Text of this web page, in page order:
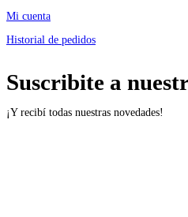
Mi cuenta
Historial de pedidos
Suscribite a
¡Y recibí todas nuestras novedades!